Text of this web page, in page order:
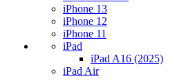
iPhone 13
iPhone 12
iPhone 11
iPad
iPad A16 (2025)
iPad Air